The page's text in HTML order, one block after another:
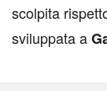
scolpita
sviluppata a